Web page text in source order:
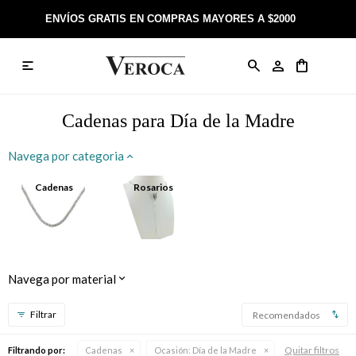
ENVÍOS GRATIS EN COMPRAS MAYORES A $2000

Cadenas para Día de la Madre
Navega por categoria
Cadenas Rosarios
Navega por material
Recomendados
Filtrando por: Cadenas Ocasión: Día de la Madre Quitar filtros
Anillos
Rosarios
Colgantes
Tobilleras
Llaveros
Día de la Madre
Bautismo
Boda
Cumpleaños de 15
Sobre Veroca Joyas
Trabaja con nosotros
Contacto
Como comprar on-line
Términos y condiciones